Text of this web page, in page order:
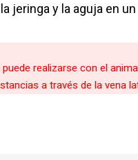
jeringa y la aguja en
realizarse con el
a través de la vena